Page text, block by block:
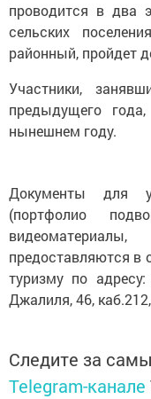
проводится в два
сельских
районный, пройдет
Участники,
предыдущего
нынешнем году.
Документы для
(портфолио
предоставляются в
туризму по
Джалиля, 46,
Следите за
Telegram-канале